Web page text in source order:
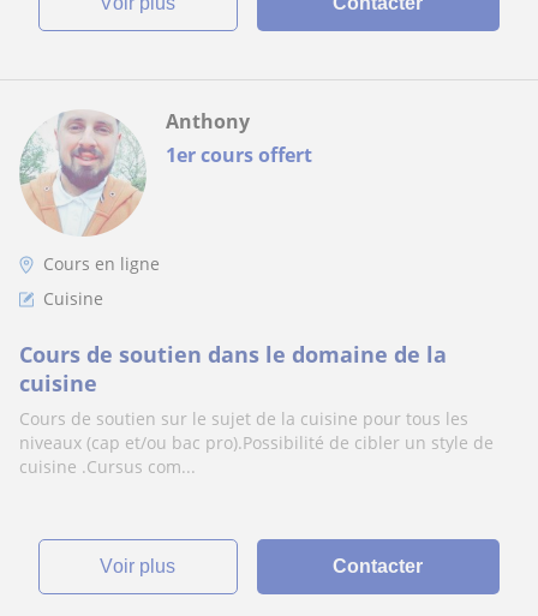
1er cours offert
Anthony
Cours en ligne
Cuisine
Cours de soutien dans le domaine de la
cuisine
Cours de soutien sur le sujet de la cuisine pour tous les
niveaux (cap et/ou bac pro).Possibilité de cibler un style de
cuisine .Cursus com...
voir plus Contacter